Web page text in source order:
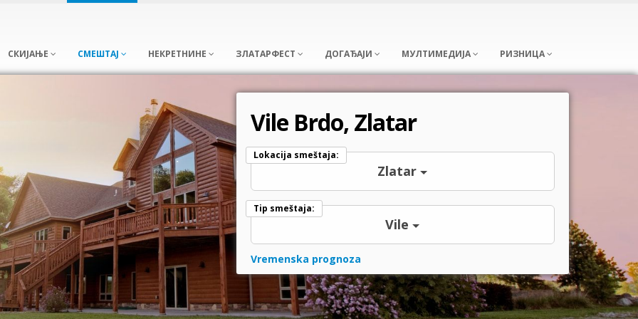
СКИЈАЊЕ СМЕШТАЈ НЕКРЕТНИНЕ ЗЛАТАРФЕСТ ДОГАЂАЈИ МУЛТИМЕДИЈА РИЗНИЦА
Vile Brdo, Zlatar
Lokacija smeštaja:
Zlatar
Tip smeštaja:
Vile
Vremenska prognoza